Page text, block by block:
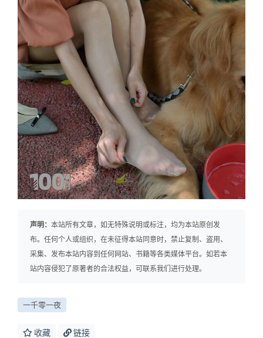
声明： 本站所有文章，如无特殊说明或标注，均为本站原创发
布。任何个人或组织，在未征得本站同意时，禁止复制、盗用、
采集、发布本站内容到任何网站、书籍等各类媒体平台。如若本
站内容侵犯了原著者的合法权益，可联系我们进行处理。
一千零一夜
收藏 链接